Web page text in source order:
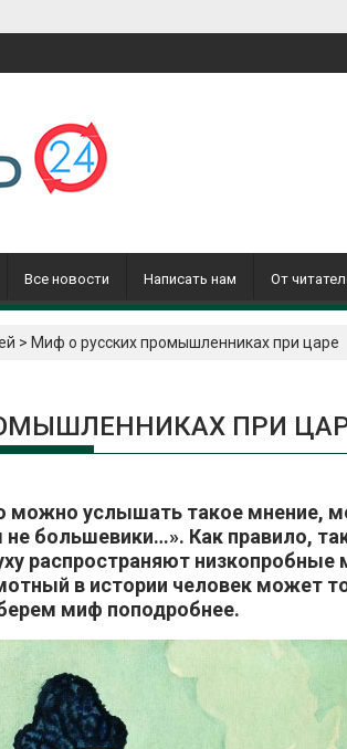
Все новости Написать нам От
> Миф о русских промышленниках при царе
ПРИ
можно услышать такое мнение,
большевики…». Как правило,
распространяют
в истории человек может
миф поподробнее.